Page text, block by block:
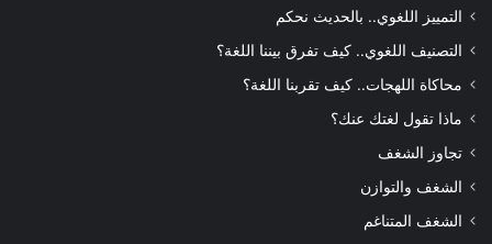
التمييز اللغوي.. بالحديث نحكم
التصنيف اللغوي.. كيف تفرق بيننا اللغة؟
محاكاة اللهجات.. كيف تقربنا اللغة؟
ماذا تقول لغتك عنك؟
تجاوز الشغف
الشغف والتوازن
الشغف المتناغم